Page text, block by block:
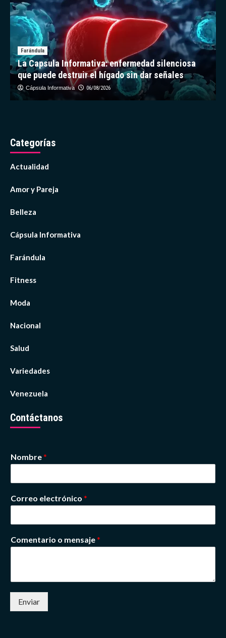
sapo
extinto
Farándula
La Capsula Informativa: enfermedad silenciosa
que puede destruir el hígado sin dar señales
Cápsula Informativa 06/08/2026
Categorías
Actualidad
Amor y Pareja
Belleza
Cápsula Informativa
Farándula
Fitness
Moda
Nacional
Salud
Variedades
Venezuela
Contáctanos
Nombre*
Correo electrónico *
Comentario o mensaje*
Enviar